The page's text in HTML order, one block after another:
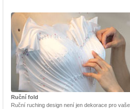
Ruční fold
Ruční ruching design není jen dekorace pro